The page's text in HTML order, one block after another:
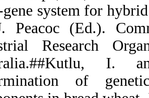
Split-gene
W. J.
Industrial